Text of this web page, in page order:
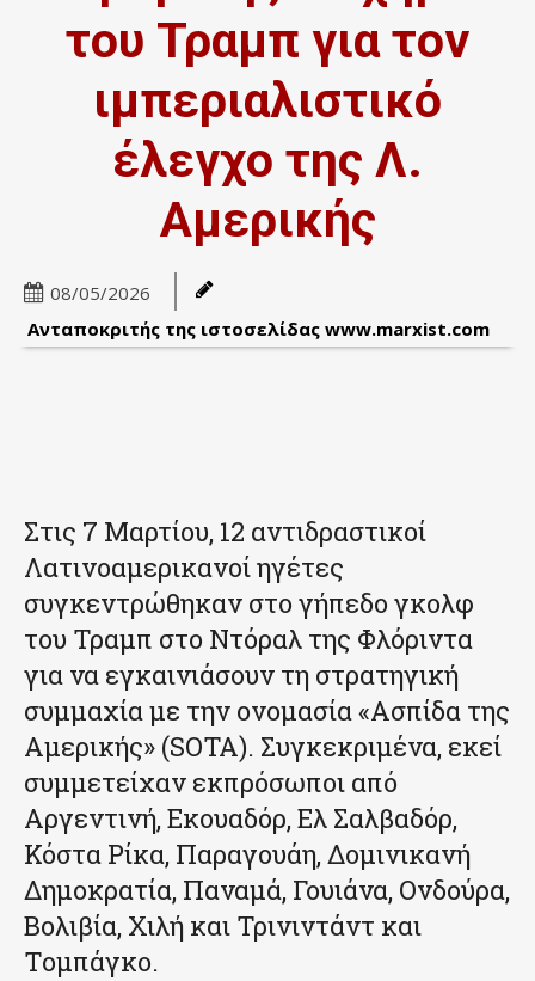
του Τραμπ για τον
ιμπεριαλιστικό
έλεγχο της Λ.
Αμερικής
08/05/2026
Ανταποκριτής της ιστοσελίδας www.marxist.com
Στις 7 Μαρτίου, 12 αντιδραστικοί
Λατινοαμερικανοί ηγέτες
συγκεντρώθηκαν στο γήπεδο γκολφ
του Τραμπ στο Ντόραλ της Φλόριντα
για να εγκαινιάσουν τη στρατηγική
συμμαχία με την ονομασία «Ασπίδα της
Αμερικής» (SOTA). Συγκεκριμένα, εκεί
συμμετείχαν εκπρόσωποι από
Αργεντινή, Εκουαδόρ, Ελ Σαλβαδόρ,
Κόστα Ρίκα, Παραγουάη, Δομινικανή
Δημοκρατία, Παναμά, Γουιάνα, Ονδούρα,
Βολιβία, Χιλή και Τρινιντάντ και
Τομπάγκο.